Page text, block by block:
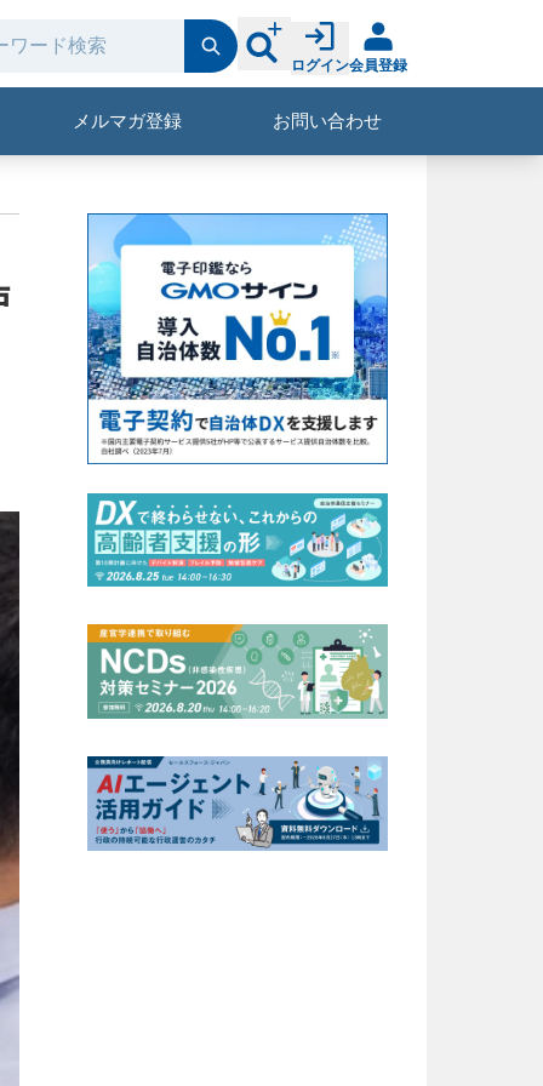
ログイン会員登録
メルマガ登録 お問い合わせ